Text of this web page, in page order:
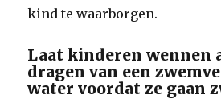
kind te waarborgen.
Laat kinderen wennen
dragen van een
water voordat ze gaan